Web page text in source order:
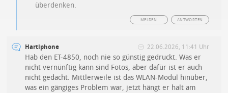
überdenken.
ANTWORTEN
MELDEN
Hartiphone 22.06.2026, 11:41 Uhr
Hab den ET-4850, noch nie so günstig gedruckt. Was er
nicht vernünftig kann sind Fotos, aber dafür ist er auch
nicht gedacht. Mittlerweile ist das WLAN-Modul hinüber,
was ein gängiges Problem war, jetzt hängt er halt am